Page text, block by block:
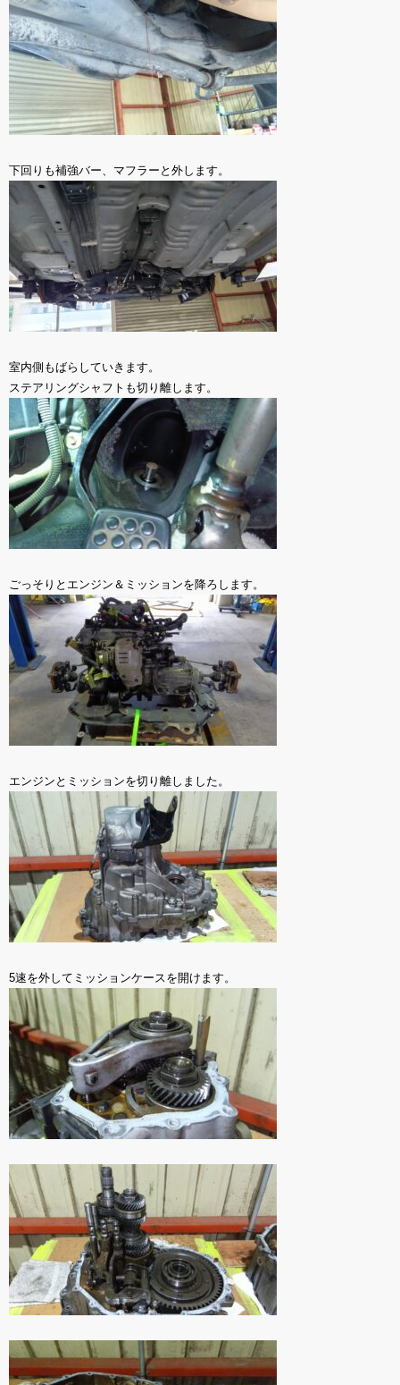
下回りも補強バー、マフラーと外します。
室内側もばらしていきます。
ステアリングシャフトも切り離します。
ごっそりとエンジン＆ミッションを降ろします。
エンジンとミッションを切り離しました。
5速を外してミッションケースを開けます。